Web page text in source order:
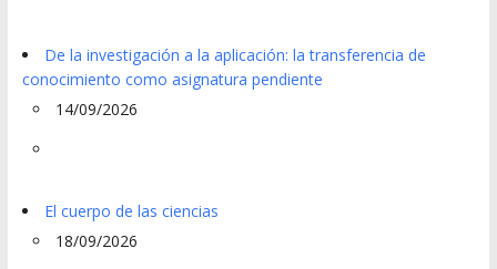
De la investigación a la aplicación: la transferencia de
conocimiento como asignatura pendiente
14/09/2026
El cuerpo de las ciencias
18/09/2026